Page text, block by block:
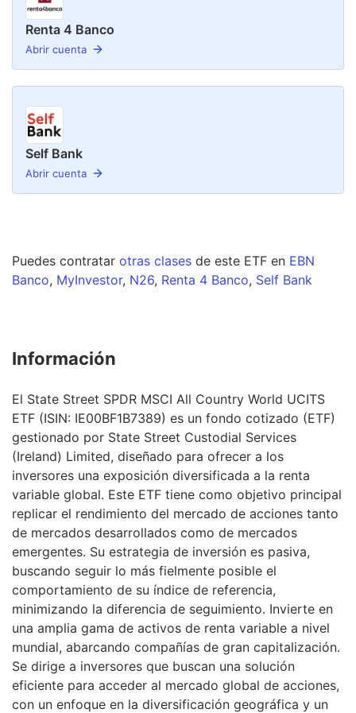
Renta 4 Banco
Abrir cuenta
Self Bank
Abrir cuenta
Puedes contratar otras clases de este ETF en EBN
Banco, MyInvestor, N26, Renta 4 Banco, Self Bank
Información
El State Street SPDR MSCI All Country World UCITS
ETF (ISIN: IE00BF1B7389) es un fondo cotizado (ETF)
gestionado por State Street Custodial Services
(Ireland) Limited, diseñado para ofrecer a los
inversores una exposición diversificada a la renta
variable global. Este ETF tiene como objetivo principal
replicar el rendimiento del mercado de acciones tanto
de mercados desarrollados como de mercados
emergentes. Su estrategia de inversión es pasiva,
buscando seguir lo más fielmente posible el
comportamiento de su índice de referencia,
minimizando la diferencia de seguimiento. Invierte en
una amplia gama de activos de renta variable a nivel
mundial, abarcando compañías de gran capitalización.
Se dirige a inversores que buscan una solución
eficiente para acceder al mercado global de acciones,
con un enfoque en la diversificación geográfica y un